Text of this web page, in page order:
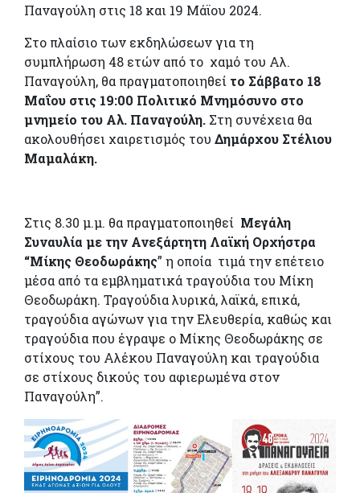
Παναγούλη στις 18 και 19 Μάϊου 2024.
Στο πλαίσιο των εκδηλώσεων για τη
συμπλήρωση 48 ετών από το χαμό του Αλ.
Παναγούλη, θα πραγματοποιηθεί το Σάββατο 18
Μαΐου στις 19:00 Πολιτικό Μνημόσυνο στο
μνημείο του Αλ. Παναγούλη. Στη συνέχεια θα
ακολουθήσει χαιρετισμός του Δημάρχου Στέλιου
Μαμαλάκη.
Στις 8.30 μ.μ. θα πραγματοποιηθεί Μεγάλη
Συναυλία με την Ανεξάρτητη Λαϊκή Ορχήστρα
“Μίκης Θεοδωράκης” η οποία τιμά την επέτειο
μέσα από τα εμβληματικά τραγούδια του Μίκη
Θεοδωράκη. Τραγούδια λυρικά, λαϊκά, επικά,
τραγούδια αγώνων για την Ελευθερία, καθώς και
τραγούδια που έγραψε ο Μίκης Θεοδωράκης σε
στίχους του Αλέκου Παναγούλη και τραγούδια
σε στίχους δικούς του αφιερωμένα στον
Παναγούλη”.